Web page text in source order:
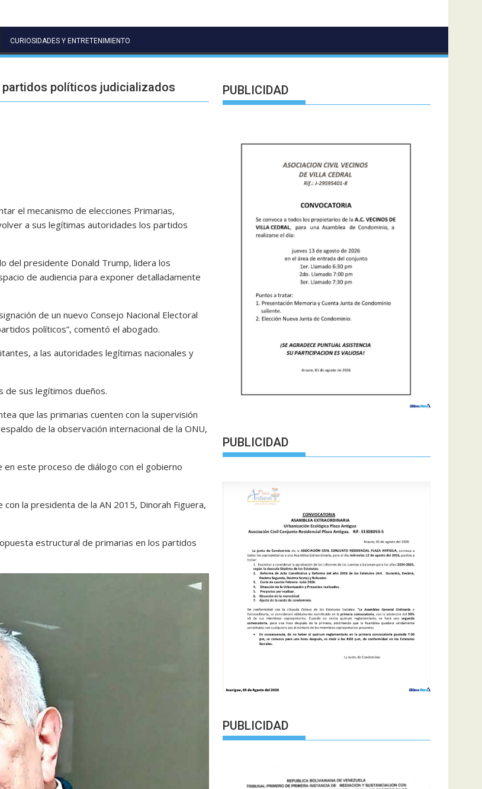
CURIOSIDADES Y ENTRETENIMIENTO
partidos políticos judicializados
el mecanismo de elecciones Primarias,
a sus legítimas autoridades los partidos
del presidente Donald Trump, lidera los
de audiencia para exponer detalladamente
de un nuevo Consejo Nacional Electoral
políticos”, comentó el abogado.
a las autoridades legítimas nacionales y
de sus legítimos dueños.
que las primarias cuenten con la supervisión
de la observación internacional de la ONU,
este proceso de diálogo con el gobierno
la presidenta de la AN 2015, Dinorah Figuera,
estructural de primarias en los partidos
PUBLICIDAD
PUBLICIDAD
PUBLICIDAD